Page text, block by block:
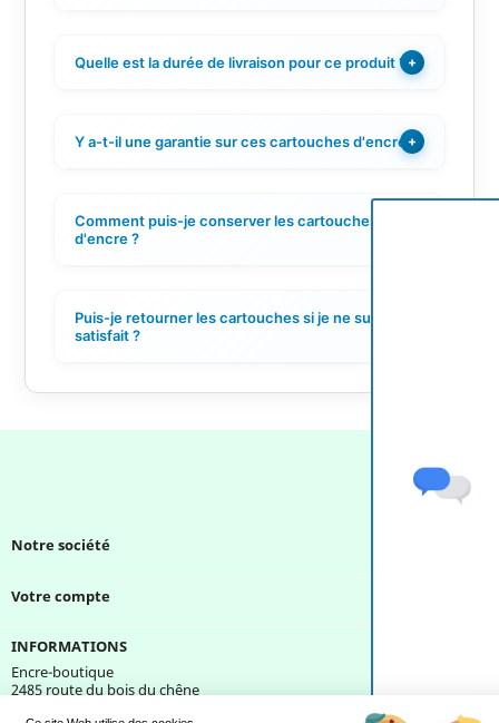
Quelle est la durée de livraison pour ce produit ? +
Y a-t-il une garantie sur ces cartouches d'encre ?
+
Comment puis-je conserver les cartouches
d'encre ?
Puis-je retourner les cartouches si je ne suis pas
satisfait ?
Notre société
Votre compte
INFORMATIONS
Encre-boutique
2485 route du bois du chêne